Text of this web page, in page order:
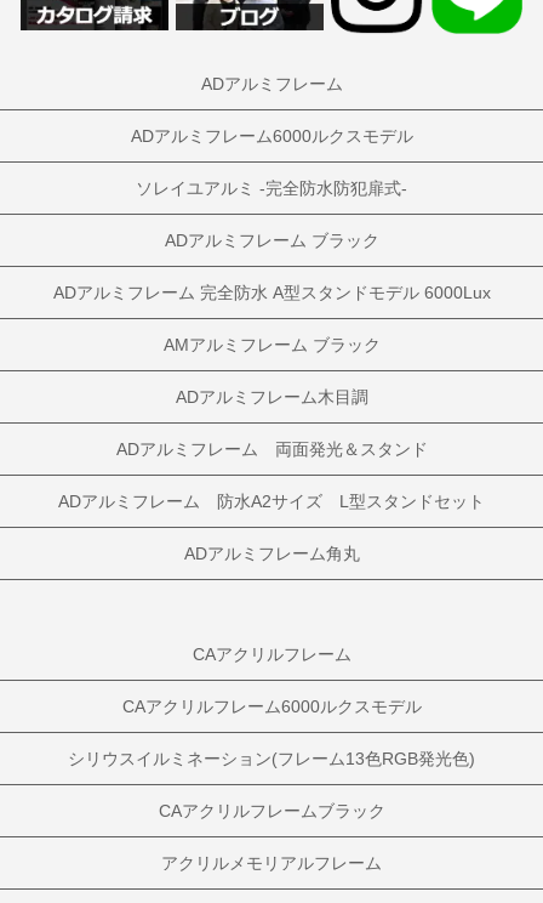
ADアルミフレーム
ADアルミフレーム6000ルクスモデル
ソレイユアルミ -完全防水防犯扉式-
ADアルミフレーム ブラック
ADアルミフレーム 完全防水 A型スタンドモデル 6000Lux
AMアルミフレーム ブラック
ADアルミフレーム木目調
ADアルミフレーム 両面発光＆スタンド
ADアルミフレーム 防水A2サイズ L型スタンドセット
ADアルミフレーム角丸
CAアクリルフレーム
CAアクリルフレーム6000ルクスモデル
シリウスイルミネーション(フレーム13色RGB発光色)
CAアクリルフレームブラック
アクリルメモリアルフレーム